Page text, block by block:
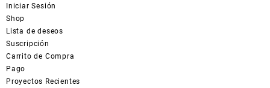
Iniciar Sesión
Shop
Lista de deseos
Suscripción
Carrito de Compra
Pago
Proyectos Recientes